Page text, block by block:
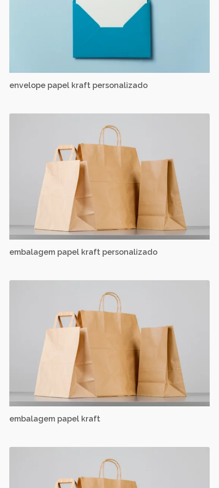
envelope papel kraft personalizado
embalagem papel kraft personalizado
embalagem papel kraft